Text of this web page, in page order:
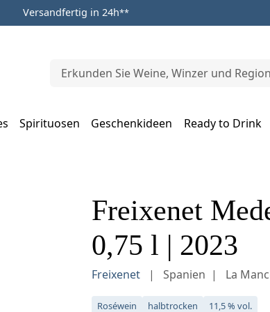
Versandfertig in 24h**
Spirituosen Geschenkideen
Ready to Drink
Freixenet
0,75 l | 2023
Freixenet Spanien La
Roséwein halbtrocken 11,5 % vol.